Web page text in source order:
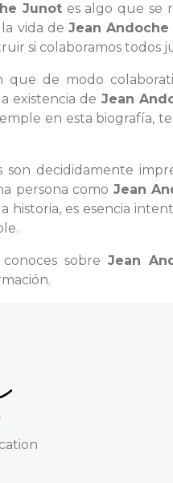
Junotes algo que se
vida de Jean
si colaboramos todos
de modo
existencia de Jean
en esta biografía,
decididamente
persona como Jean
es esencia
sobre Jean